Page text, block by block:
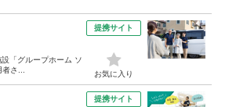
「グループホーム ソ
さ...
提携サイト
お気に入り
提携サイト